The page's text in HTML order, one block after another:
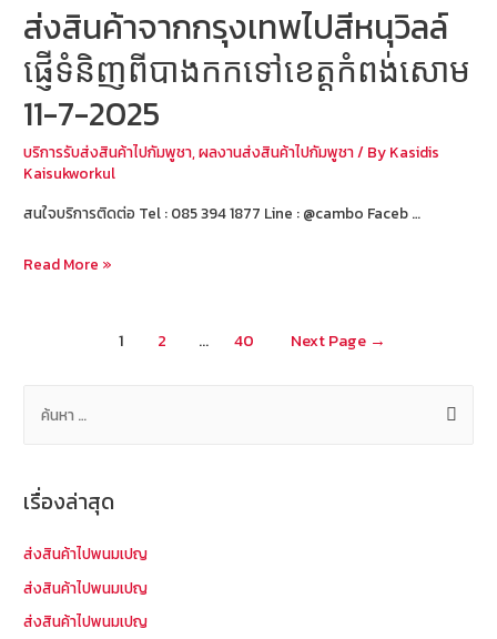
ส่งสินค้าจากกรุงเทพไปสีหนุวิลล์
ផ្ញើទំនិញពីបាងកកទៅខេត្តកំពង់សោម
11-7-2025
บริการรับส่งสินค้าไปกัมพูชา,ผลงานส่งสินค้าไปกัมพูชา/ By Kasidis
Kaisukworkul
สนใจบริการติดต่อ Tel : 085 394 1877 Line : @cambo Faceb …
ส่ง
ลล์
ផ្ញើ
ទំនិញ
បាងកក
ទៅ
Read More »
1 2 … 40 Next Page →
ห
รั
เรื่องล่าสุด
ส่งสินค้าไปพนมเปญ
ส่งสินค้าไปพนมเปญ
ส่งสินค้าไปพนมเปญ